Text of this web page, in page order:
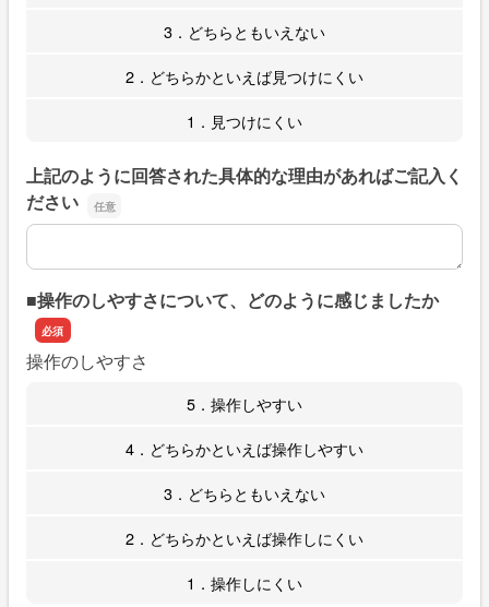
3．どちらともいえない
2．どちらかといえば見つけにくい
1．見つけにくい
上記のように回答された具体的な理由があればご記入く
ださい
上記のように回答された具体的な理由があればご記入くだ
■操作のしやすさについて、どのように感じましたか
操作のしやすさ
5．操作しやすい
4．どちらかといえば操作しやすい
3．どちらともいえない
2．どちらかといえば操作しにくい
1．操作しにくい